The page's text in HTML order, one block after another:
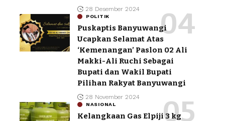
28 Desember 2024
POLITIK
Puskaptis Banyuwangi
Ucapkan Selamat Atas
‘Kemenangan’ Paslon 02 Ali
Makki-Ali Ruchi Sebagai
Bupati dan Wakil Bupati
Pilihan Rakyat Banyuwangi
28 November 2024
NASIONAL
Kelangkaan Gas Elpiji 3 kg